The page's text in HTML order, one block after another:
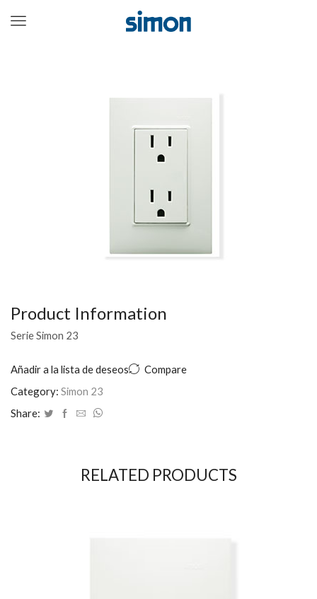
Menu
Product Information
Serie Simon 23
Añadir a la lista de deseos
Compare
Category: Simon 23
Share:
RELATED PRODUCTS